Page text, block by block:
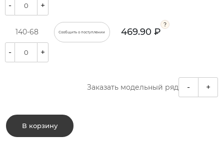
- +
140-68 Сообщить о поступлении 469.90 ₽
- +
Заказать модельный ряд - +
В корзину